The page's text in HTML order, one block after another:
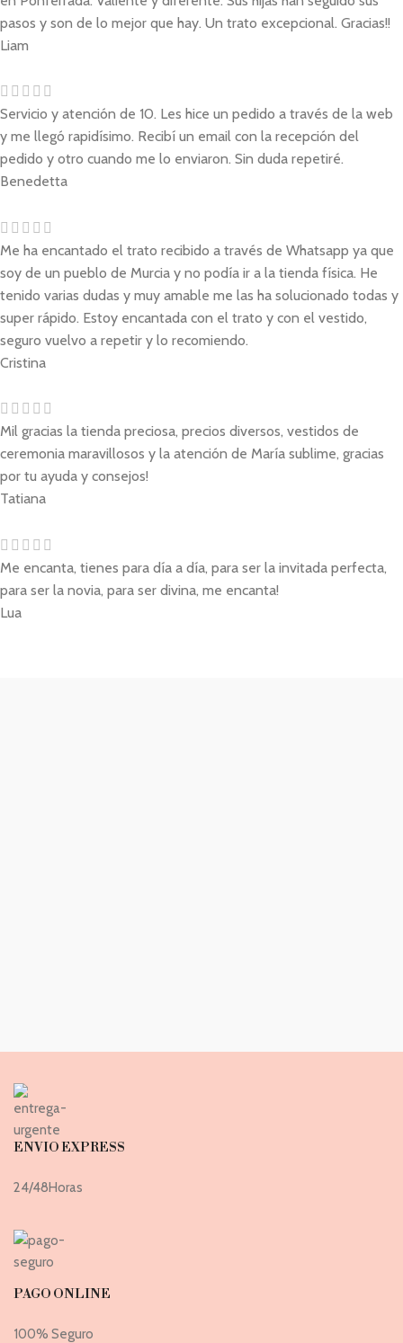
pasos y son de lo mejor que hay. Un trato excepcional. Gracias!!
Liam
Servicio y atención de 10. Les hice un pedido a través de la web
y me llegó rapidísimo. Recibí un email con la recepción del
pedido y otro cuando me lo enviaron. Sin duda repetiré.
Benedetta
Me ha encantado el trato recibido a través de Whatsapp ya que
soy de un pueblo de Murcia y no podía ir a la tienda física. He
tenido varias dudas y muy amable me las ha solucionado todas y
super rápido. Estoy encantada con el trato y con el vestido,
seguro vuelvo a repetir y lo recomiendo.
Cristina
Mil gracias la tienda preciosa, precios diversos, vestidos de
ceremonia maravillosos y la atención de María sublime, gracias
por tu ayuda y consejos!
Tatiana
Me encanta, tienes para día a día, para ser la invitada perfecta,
para ser la novia, para ser divina, me encanta!
Lua
ENVIO EXPRESS
24/48Horas
PAGO ONLINE
100% Seguro